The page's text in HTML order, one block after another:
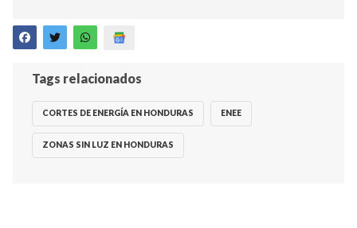
Tags relacionados
CORTES DE ENERGÍA EN HONDURAS ENEE
ZONAS SIN LUZ EN HONDURAS